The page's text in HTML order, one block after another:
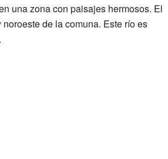
una zona con paisajes hermosos. El
de la comuna. Este río es